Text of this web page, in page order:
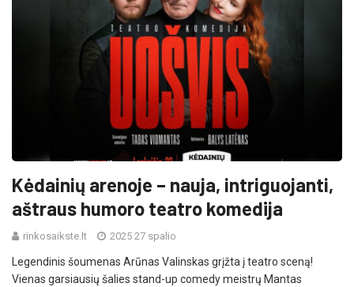
Kėdainių arenoje – nauja, intriguojanti,
aštraus humoro teatro komedija
rinkosaikste.lt 2025 27 spalio
Legendinis šoumenas Arūnas Valinskas grįžta į teatro sceną!
Vienas garsiausių šalies stand-up comedy meistrų Mantas